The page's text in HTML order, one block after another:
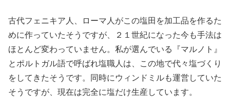
古代フェニキア人、ローマ人がこの塩田を加工品を作るた
めに作っていたそうですが、２１世紀になった今も手法は
ほとんど変わっていません。私が選んでいる『マルノト』
とポルトガル語で呼ばれ塩職人は、この地で代々塩づくり
をしてきたそうです。同時にウィンドミルも運営していた
そうですが、現在は完全に塩だけ生産しています。